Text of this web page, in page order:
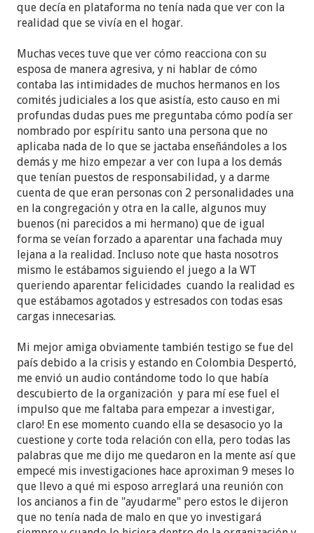
que decía en plataforma no tenía nada que ver con la
realidad que se vivía en el hogar.
Muchas veces tuve que ver cómo reacciona con su
esposa de manera agresiva, y ni hablar de cómo
contaba las intimidades de muchos hermanos en los
comités judiciales a los que asistía, esto causo en mi
profundas dudas pues me preguntaba cómo podía ser
nombrado por espíritu santo una persona que no
aplicaba nada de lo que se jactaba enseñándoles a los
demás y me hizo empezar a ver con lupa a los demás
que tenían puestos de responsabilidad, y a darme
cuenta de que eran personas con 2 personalidades una
en la congregación y otra en la calle, algunos muy
buenos (ni parecidos a mi hermano) que de igual
forma se veían forzado a aparentar una fachada muy
lejana a la realidad. Incluso note que hasta nosotros
mismo le estábamos siguiendo el juego a la WT
queriendo aparentar felicidades cuando la realidad es
que estábamos agotados y estresados con todas esas
cargas innecesarias.
Mi mejor amiga obviamente también testigo se fue del
país debido a la crisis y estando en Colombia Despertó,
me envió un audio contándome todo lo que había
descubierto de la organización y para mí ese fuel el
impulso que me faltaba para empezar a investigar,
claro! En ese momento cuando ella se desasocio yo la
cuestione y corte toda relación con ella, pero todas las
palabras que me dijo me quedaron en la mente así que
empecé mis investigaciones hace aproximan 9 meses lo
que llevo a qué mi esposo arreglará una reunión con
los ancianos a fin de "ayudarme" pero estos le dijeron
que no tenía nada de malo en que yo investigará